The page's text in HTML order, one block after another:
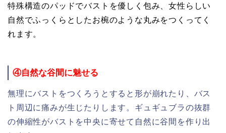
特殊構造のパッドでバストを優しく包み、女性らしい
自然でふっくらとしたお椀のような丸みをつくってく
れます。
④自然な谷間に魅せる
無理にバストをつくろうとすると形が崩れたり、バス
ト周辺に痛みが生じたりします。ギュギュブラの抜群
の伸縮性がバストを中央に寄せて自然に谷間を作り出